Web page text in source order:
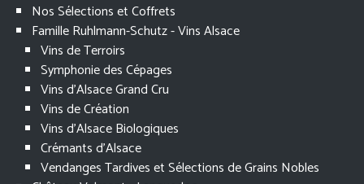
Nos Sélections et Coffrets
Famille Ruhlmann-Schutz - Vins Alsace
Vins de Terroirs
Symphonie des Cépages
Vins d'Alsace Grand Cru
Vins de Création
Vins d'Alsace Biologiques
Crémants d'Alsace
Vendanges Tardives et Sélections de Grains Nobles